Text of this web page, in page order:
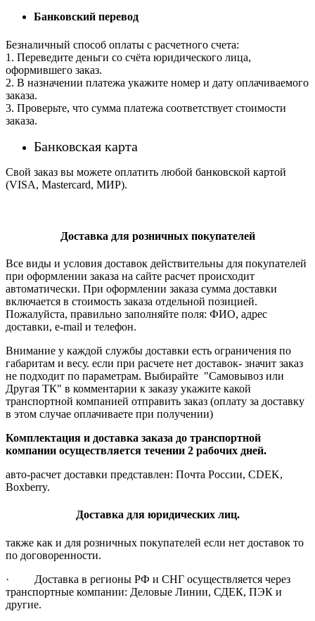
Банковский перевод
Безналичный способ оплаты с расчетного счета:
1. Переведите деньги со счёта юридического лица,
оформившего заказ.
2. В назначении платежа укажите номер и дату оплачиваемого
заказа.
3. Проверьте, что сумма платежа соответствует стоимости
заказа.
Банковская карта
Свой заказ вы можете оплатить любой банковской картой
(VISA, Mastercard, МИР).
Доставка для розничных покупателей
Все виды и условия доставок действительны для покупателей
при оформлении заказа на сайте расчет происходит
автоматически. При оформлении заказа сумма доставки
включается в стоимость заказа отдельной позицией.
Пожалуйста, правильно заполняйте поля: ФИО, адрес
доставки, e-mail и телефон.
Внимание у каждой службы доставки есть ограничения по
габаритам и весу. если при расчете нет доставок- значит заказ
не подходит по параметрам. Выбирайте "Самовывоз или
Другая ТК" в комментарии к заказу укажите какой
транспортной компанией отправить заказ (оплату за доставку
в этом случае оплачиваете при получении)
Комплектация и доставка заказа до транспортной
компании осуществляется течении 2 рабочих дней.
авто-расчет доставки представлен: Почта России, CDEK,
Boxberry.
Доставка для юридических лиц.
также как и для розничных покупателей если нет доставок то
по договоренности.
· Доставка в регионы РФ и СНГ осуществляется через
транспортные компании: Деловые Линии, СДЕК, ПЭК и
другие.